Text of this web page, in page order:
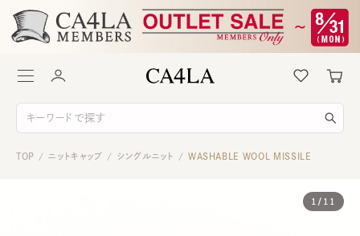
TOP / ニットキャップ / シングルニット / WASHABLE WOOL MISSILE
1 / 11